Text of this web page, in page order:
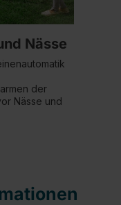
Nässe
der
Nässe und